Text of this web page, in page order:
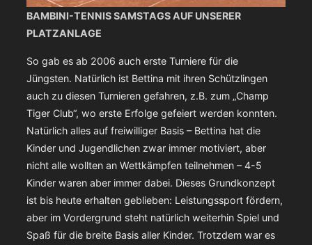
BAMBINI-TENNIS SAMSTAGS AUF UNSERER
PLATZANLAGE
So gab es ab 2006 auch erste Turniere für die
Jüngsten. Natürlich ist Bettina mit ihren Schützlingen
auch zu diesen Turnieren gefahren, z.B. zum „Champ
Tiger Club“, wo erste Erfolge gefeiert werden konnten.
Natürlich alles auf freiwilliger Basis – Bettina hat die
Kinder und Jugendlichen zwar immer motiviert, aber
nicht alle wollten an Wettkämpfen teilnehmen – 4-5
Kinder waren aber immer dabei. Dieses Grundkonzept
ist bis heute erhalten geblieben: Leistungssport fördern,
aber im Vordergrund steht natürlich weiterhin Spiel und
Spaß für die breite Basis aller Kinder. Trotzdem war es